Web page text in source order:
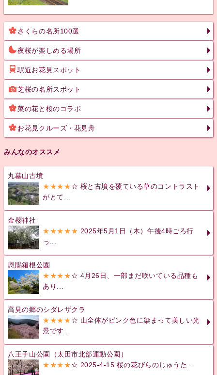
さくらの名所100選
夜桜が楽しめる場所
駅近お花見スポット
芝桜の名所スポット
菜の花と桜のコラボ
お花見クルーズ・花見舟
みんなのオススメ
丸墓山古墳
★★★★☆ 桜と古墳を覆ている草のコントラスト
がとて...
金櫻神社
★★★★★ 2025年5月1日（木）午後4時ごろ行
っ...
恩賜箱根公園
★★★★☆ 4月26日、一部まだ咲いている品種も
あり...
高見の郷のシダレザクラ
★★★★☆ 山全体がピンク色に染まって美しい光
景です...
八王子山公園（太田市北部運動公園）
★★★★☆ 2025-4-15 桜の花びらのじゅうた...